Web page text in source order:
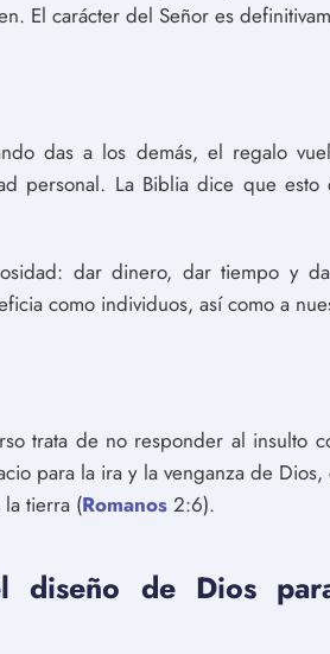
El carácter del Señor es
das a los demás, el regalo
personal. La Biblia dice que
dar dinero, dar tiempo y
como individuos, así como a
trata de no responder al insulto
para la ira y la venganza de
tierra (Romanos 2:6).
diseño de Dios